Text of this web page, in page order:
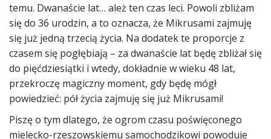
temu. Dwanaście lat… ależ ten czas leci. Powoli zbliżam
się do 36 urodzin, a to oznacza, że Mikrusami zajmuję
się już jedną trzecią życia. Na dodatek te proporcje z
czasem się pogłębiają – za dwanaście lat będę zbliżał się
do pięćdziesiątki i wtedy, dokładnie w wieku 48 lat,
przekroczę magiczny moment, gdy będę mógł
powiedzieć: pół życia zajmuję się już Mikrusami!
Piszę o tym dlatego, że ogrom czasu poświęconego
mielecko-rzeszowskiemu samochodzikowi powoduje